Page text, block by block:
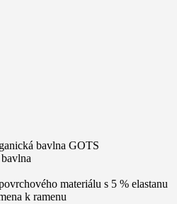
bavlna GOTS
materiálu s 5 % elastanu
k ramenu